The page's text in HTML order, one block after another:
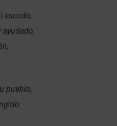
escudo;
pueblo,